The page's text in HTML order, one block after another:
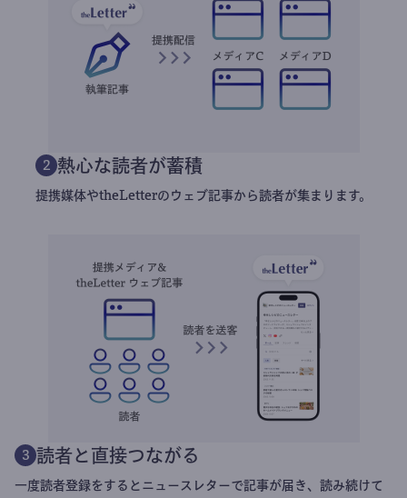
2 熱心な読者が蓄積
提携媒体やtheLetterのウェブ記事から読者が集まります。
3 読者と直接つながる
一度読者登録をするとニュースレターで記事が届き、読み続けて